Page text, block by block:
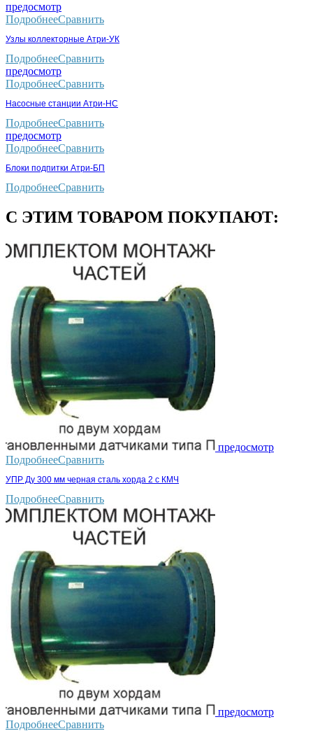
предосмотр
ПодробнееСравнить
Узлы коллекторные Атри-УК
ПодробнееСравнить
предосмотр
ПодробнееСравнить
Насосные станции Атри-НС
ПодробнееСравнить
предосмотр
ПодробнееСравнить
Блоки подпитки Атри-БП
ПодробнееСравнить
С ЭТИМ ТОВАРОМ ПОКУПАЮТ:
предосмотр
ПодробнееСравнить
УПР Ду 300 мм черная сталь хорда 2 с КМЧ
ПодробнееСравнить
предосмотр
ПодробнееСравнить